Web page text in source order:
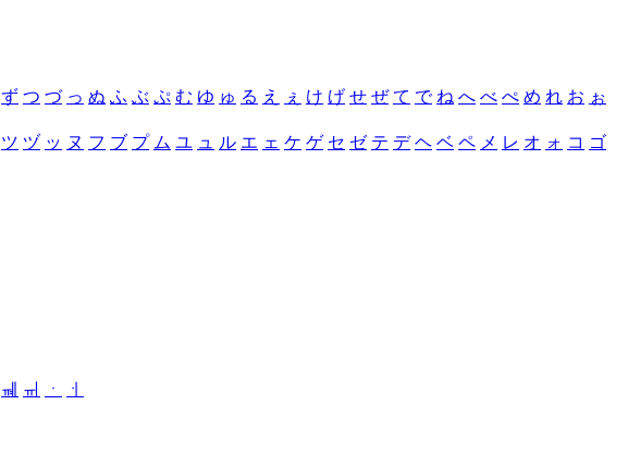
ず つ づ っ ぬ ふ ぶ ぷ む ゆ ゅ る え ぇ け げ せ ぜ て で ね へ べ ぺ め れ お ぉ
ツ ヅ ッ ヌ フ ブ プ ム ユ ュ ル エ ェ ケ ゲ セ ゼ テ デ ヘ ベ ペ メ レ オ ォ コ ゴ
ㆋ ㆌ ㆍ
ㆎ